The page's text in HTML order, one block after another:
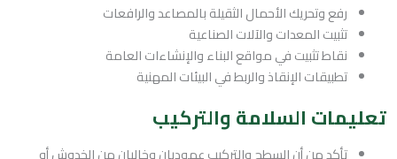
رفع وتحريك الأحمال الثقيلة بالمصاعد والرافعات
تثبيت المعدات والآلات الصناعية
نقاط تثبيت في مواقع البناء والإنشاءات العامة
تطبيقات الإنقاذ والربط في البيئات المهنية
تعليمات السلامة والتركيب
تأكد من أن السطح والتركيب عموديان وخاليان من الخدوش أو